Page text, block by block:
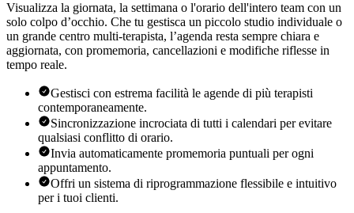
Visualizza la giornata, la settimana o l'orario dell'intero team con un
solo colpo d’occhio. Che tu gestisca un piccolo studio individuale o
un grande centro multi-terapista, l’agenda resta sempre chiara e
aggiornata, con promemoria, cancellazioni e modifiche riflesse in
tempo reale.
Gestisci con estrema facilità le agende di più terapisti
contemporaneamente.
Sincronizzazione incrociata di tutti i calendari per evitare
qualsiasi conflitto di orario.
Invia automaticamente promemoria puntuali per ogni
appuntamento.
Offri un sistema di riprogrammazione flessibile e intuitivo
per i tuoi clienti.